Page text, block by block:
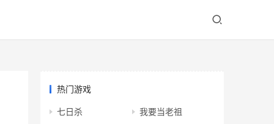
热门游戏
七日杀 我要当老祖